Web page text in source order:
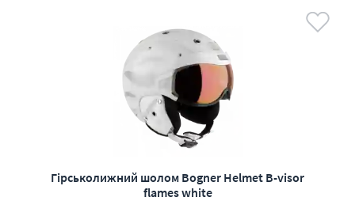
Гірськолижний шолом Bogner Helmet B-visor
flames white